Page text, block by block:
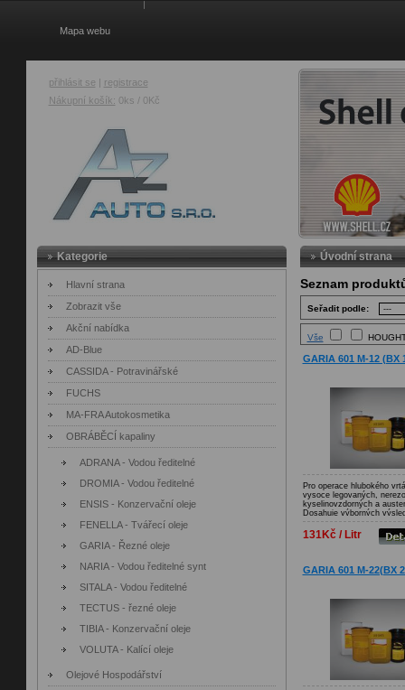
Mapa webu
Nákupní košík: 0ks / 0Kč
přihlásit se | registrace
Úvodní strana
Seznam
Seřadit podle:
Vše
GARIA 601 M-12 (BX
Pro operace hlubokého
vysoce legovaných,
kyselinovzdorných a
Dosahuje výborných
protahování, řezání
ševingování závitů. Mimo
pro broušení a honování.
131Kč / Litr
GARIA 601 M-22(BX
Kategorie
Hlavní strana
Zobrazit vše
Akční nabídka
AD-Blue
CASSIDA - Potravinářské
FUCHS
MA-FRA Autokosmetika
OBRÁBĚCÍ kapaliny
ADRANA - Vodou ředitelné
DROMIA - Vodou ředitelné
ENSIS - Konzervační oleje
FENELLA - Tvářecí oleje
GARIA - Řezné oleje
NARIA - Vodou ředitelné synt
SITALA - Vodou ředitelné
TECTUS - řezné oleje
TIBIA - Konzervační oleje
VOLUTA - Kalící oleje
Olejové Hospodářství